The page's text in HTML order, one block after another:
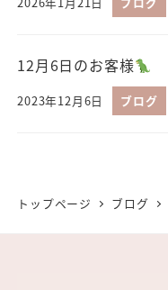
12月6日のお客様
2023年12月6日 ブログ
トップページ ブログ